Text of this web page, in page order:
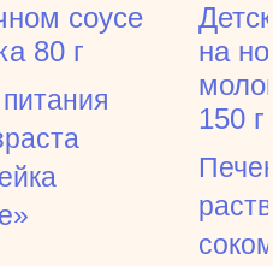
соусе
80 г
на
150 г